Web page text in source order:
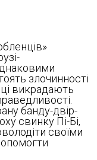
злочинності
викрадають
банду-двір-
свинку Пі-Бі,
своїми